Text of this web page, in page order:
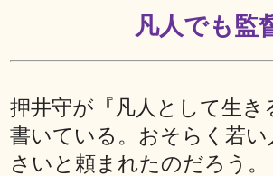
凡人でも監
押井守が『凡人として生
書いている。おそらく若
さいと頼まれたのだろう。